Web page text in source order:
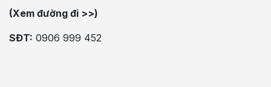
(Xem đường đi >>)
SĐT: 0906 999 452